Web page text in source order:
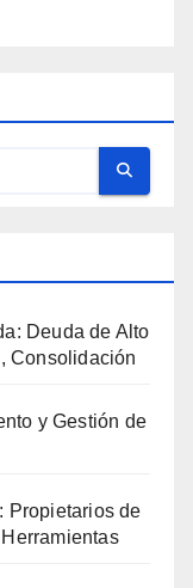
Deuda de Alto
Consolidación
y Gestión de
Propietarios de